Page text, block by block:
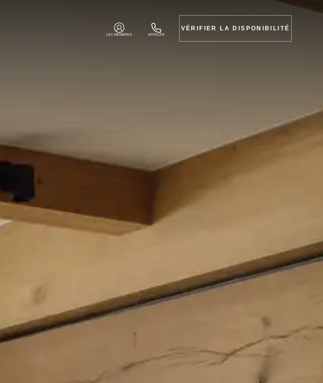
LES MEMBRES APPELER
VÉRIFIER LA DISPONIBILITÉ